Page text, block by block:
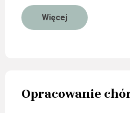
Więcej
Opracowanie